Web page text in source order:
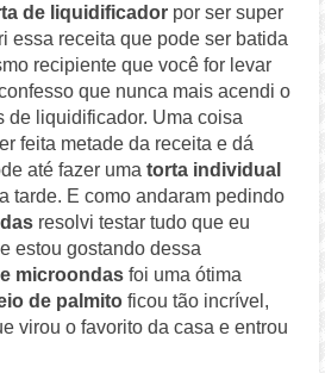
de liquidificador por ser super
essa receita que pode ser batida
recipiente que você for levar
que nunca mais acendi o
de liquidificador. Uma coisa
feita metade da receita e dá
até fazer umatorta individual
tarde. E como andaram pedindo
resolvi testar tudo que eu
estou gostando dessa
microondas foi uma ótima
de palmito ficou tão incrível,
virou o favorito da casa e entrou